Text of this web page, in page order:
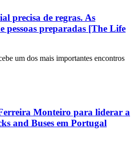
precisa de regras. As
pessoas preparadas [The Life
um dos mais importantes encontros
Monteiro para liderar a
and Buses em Portugal